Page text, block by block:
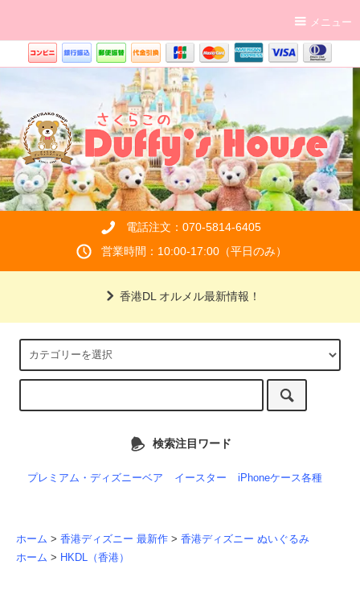
メニュー
電話注文：070-5814-6405
営業時間：10:00-17:00（平日のみ）
香港DL オルメル最新情報！
検索注目ワード
プレミアム・ディズニーベア イースター iPhoneケース各種
ホーム > 香港ディズニー 最新作 > 香港ディズニー ぬいぐるみ
ホーム > HKDL（香港）